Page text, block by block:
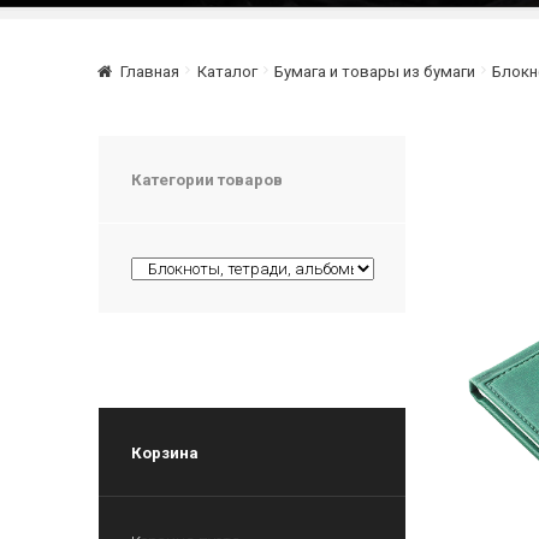
Главная Каталог Бумага и товары из бумаги
Категории товаров
Корзина